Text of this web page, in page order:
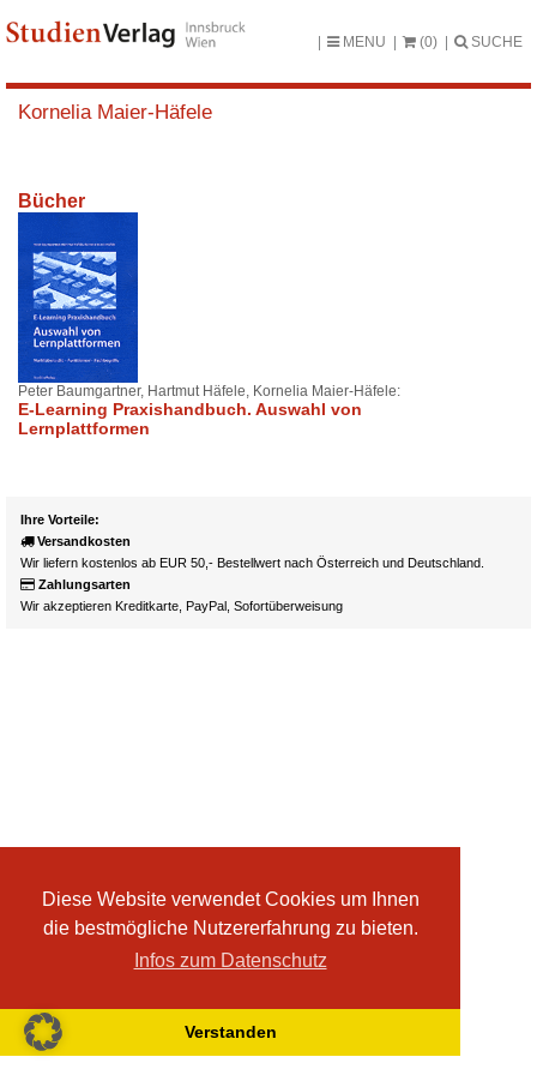
Diese Website verwendet Cookies um Ihnen
die bestmögliche Nutzererfahrung zu bieten.
Infos zum Datenschutz
Verstanden
MENU (0) SUCHE
Kornelia Maier-Häfele
Bücher
Peter Baumgartner, Hartmut Häfele, Kornelia Maier-Häfele:
E-Learning Praxishandbuch. Auswahl von
Lernplattformen
Ihre Vorteile:
Versandkosten
Wir liefern kostenlos ab EUR 50,- Bestellwert nach Österreich und Deutschland.
Zahlungsarten
Wir akzeptieren Kreditkarte, PayPal, Sofortüberweisung